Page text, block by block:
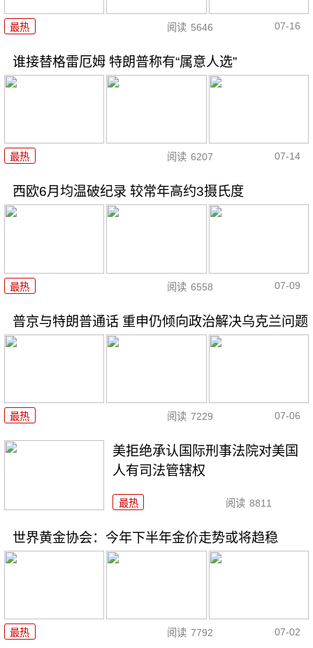
最热 阅读 5646 07-16
谁接替格雷厄姆 特朗普称有“属意人选”
最热 阅读 6207 07-14
西欧6月均温破纪录 较常年高约3摄氏度
最热 阅读 6558 07-09
普京与特朗普通话 重申仍倾向政治解决乌克兰问题
最热 阅读 7229 07-06
美拒绝承认国际刑事法院对美国
人有司法管辖权
最热 阅读 8811
世界黄金协会：今年下半年金价走势或将趋稳
最热 阅读 7792 07-02